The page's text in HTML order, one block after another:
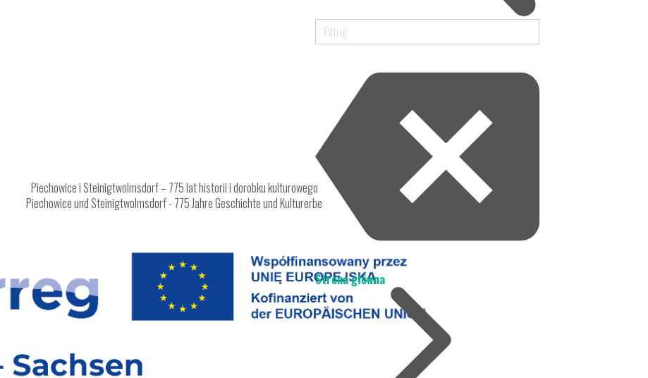
Strona główna
Piechowice i Steinigtwolmsdorf – 775 lat historii i dorobku kulturowego
Piechowice und Steinigtwolmsdorf - 775 Jahre Geschichte und Kulturerbe